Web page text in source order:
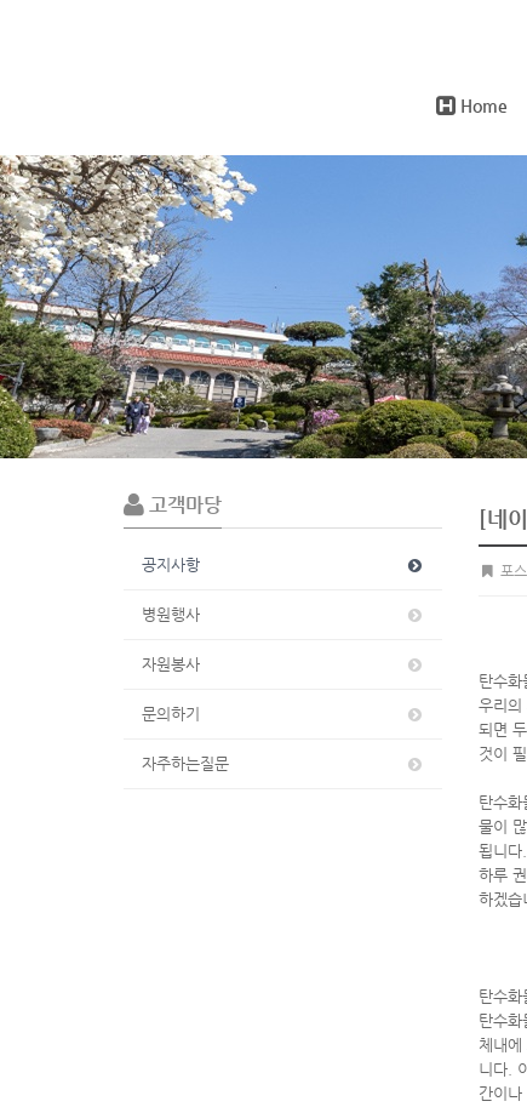
Home
Sub
Promotion
고객마당
공지사항
병원행사
자원봉사
문의하기
자주하는질문
[네
포
탄수
우리의
되면
것이
탄수
물이
됩니다
하루
하겠습
탄수
탄수화
체내
니다.
간이